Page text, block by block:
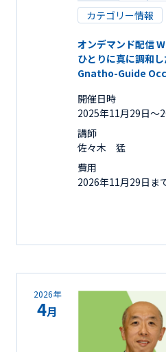
カテゴリー情報
オンデマンド配信
ひとりに真に調和
Gnatho-Guide
開催日時
2025年11月29日
講師
佐々木 猛
費用
2026年11月29日
2026年
4月